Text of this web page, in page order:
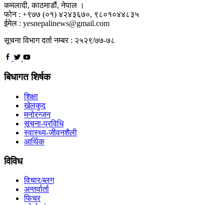
कमलादी, काठमाडौं, नेपाल ।
फोन : +९७७ (०१) ४२४३६७०, ९८०१०४४८३५
ईमेल : yesnepalinews@gmail.com
सूचना विभाग दर्ता नम्बर : २५२९/७७-७८
बिधागत शिर्षक
शिक्षा
खेलकुद
मनोरन्जन
सूचना-प्रविधि
स्वास्थ्य-जीवनशैली
आर्थिक
विविध
विचार/ब्लग
अन्तर्वार्ता
फिचर